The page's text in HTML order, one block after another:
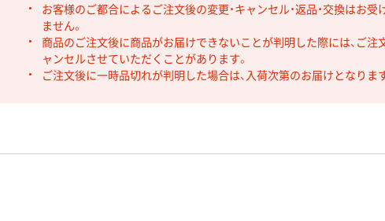
お客様のご都合によるご注文後の変更・キャンセル・返品・交換はお受
ません。
商品のご注文後に商品がお届けできないことが判明した際には、ご注
ャンセルさせていただくことがあります。
ご注文後に一時品切れが判明した場合は、入荷次第のお届けとなります